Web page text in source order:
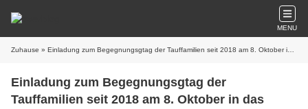
MENU
Zuhause » Einladung zum Begegnungsgtag der Tauffamilien seit 2018 am 8. Oktober in das Kuratie-Pfarrzentrum
Einladung zum Begegnungsgtag der
Tauffamilien seit 2018 am 8. Oktober in das